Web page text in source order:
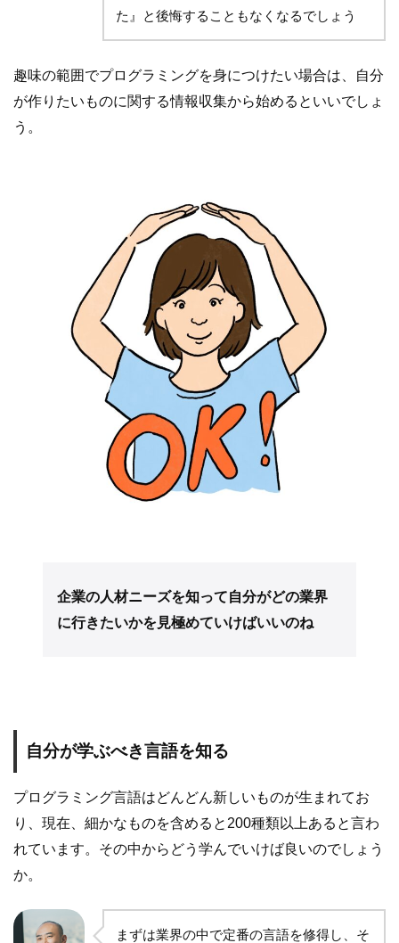
た』と後悔することもなくなるでしょう
趣味の範囲でプログラミングを身につけたい場合は、自分
が作りたいものに関する情報収集から始めるといいでしょ
う。
企業の人材ニーズを知って自分がどの業界
に行きたいかを見極めていけばいいのね
自分が学ぶべき言語を知る
プログラミング言語はどんどん新しいものが生まれてお
り、現在、細かなものを含めると200種類以上あると言わ
れています。その中からどう学んでいけば良いのでしょう
か。
まずは業界の中で定番の言語を修得し、そ